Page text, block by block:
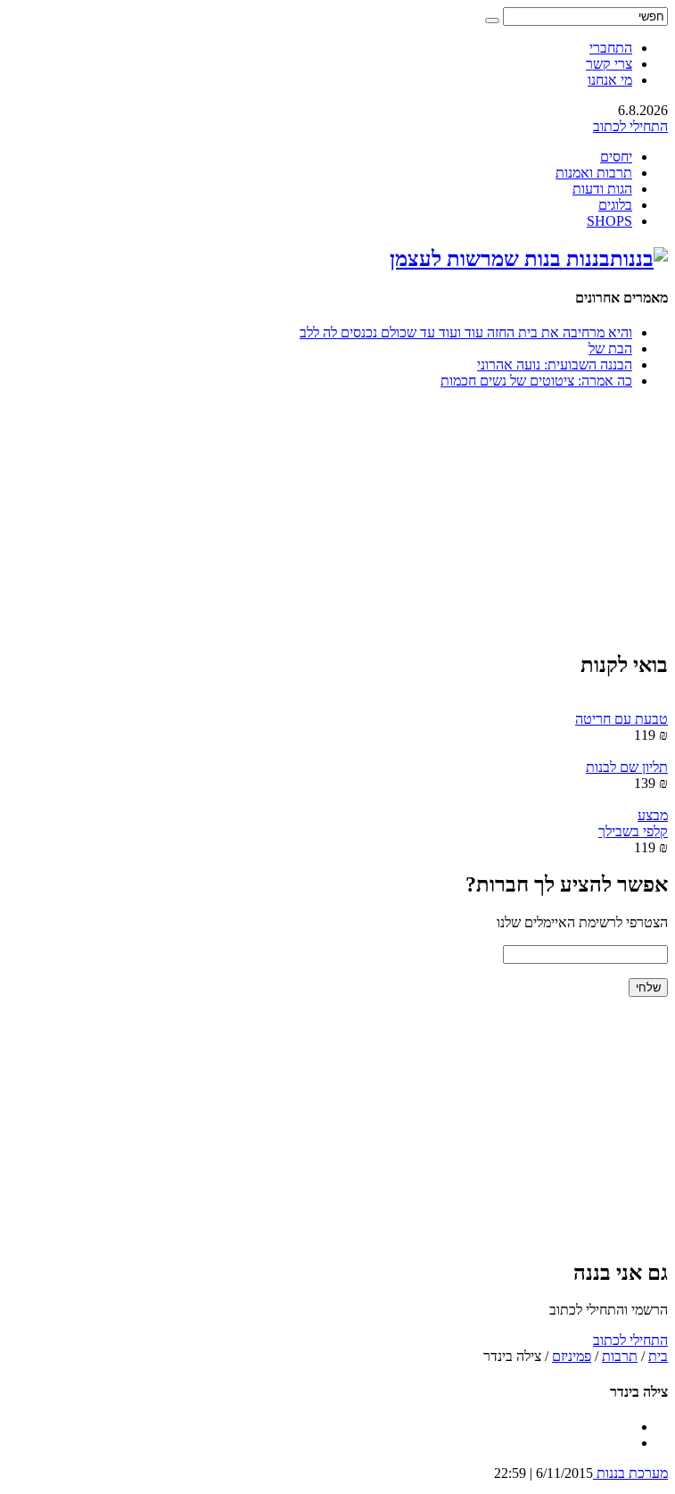
התחברי
צרי קשר
מי אנחנו
6.8.2026
התחילי לכתוב
יחסים
תרבות ואמנות
הגות ודעות
בלוגים
SHOPS
בננות בנות שמרשות לעצמן
מאמרים אחרונים
והיא מרחיבה את בית החזה עוד ועוד עד שכולם נכנסים לה ללב
הבת של
הבננה השבועית: נועה אהרוני
כה אמרה: ציטוטים של נשים חכמות
בואי לקנות
טבעת עם חריטה
₪ 119
תליון שם לבנות
₪ 139
מבצע
קלפי בשבילך
₪ 119
אפשר להציע לך חברות?
הצטרפי לרשימת האיימלים שלנו
גם אני בננה
הרשמי והתחילי לכתוב
התחילי לכתוב
בית/ תרבות/ פמיניזם / צילה בינדר
צילה בינדר
מערכת בננות 6/11/2015 | 22:59